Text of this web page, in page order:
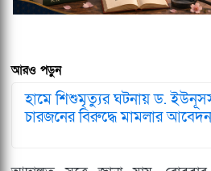
আরও পড়ুন
হামে শিশুমৃত্যুর ঘটনায় ড.
চারজনের বিরুদ্ধে মামলার আবেদন